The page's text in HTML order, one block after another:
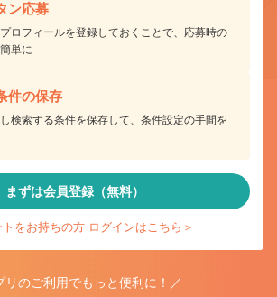
ン応募
ロフィールを登録しておくことで、応募時の
単に
件の保存
検索する条件を保存して、条件設定の手間を
まずは会員登録（無料）
トをお持ちの方 ログインはこちら＞
リのご利用でもっと便利に！／